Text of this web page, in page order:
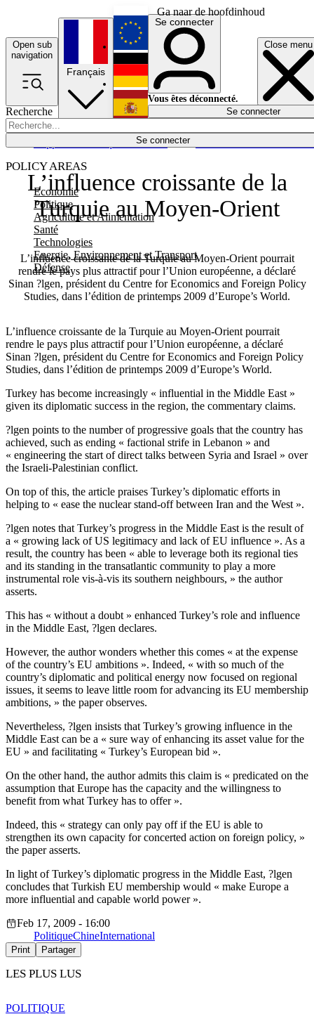
Ga naar de hoofdinhoud
Open sub
navigation
Close menu
Recherche
Se connecter
POLICY AREAS
Economie
Politique
Agriculture et Alimentation
Santé
Technologies
Energie, Environnement et Transport
Défense
Économie
Français
English
Deutsch
Español
Se connecter
Vous êtes déconnecté.
Se connecter
L’influence croissante de la
Turquie au Moyen-Orient
L’influence croissante de la Turquie au Moyen-Orient pourrait
rendre le pays plus attractif pour l’Union européenne, a déclaré
Sinan ?lgen, président du Centre for Economics and Foreign Policy
Studies, dans l’édition de printemps 2009 d’Europe’s World.
L’influence croissante de la Turquie au Moyen-Orient pourrait
rendre le pays plus attractif pour l’Union européenne, a déclaré
Sinan ?lgen, président du Centre for Economics and Foreign Policy
Studies, dans l’édition de printemps 2009 d’Europe’s World.
Turkey has become increasingly « influential in the Middle East »
given its diplomatic success in the region, the commentary claims.
?lgen points to the number of progressive goals that the country has
achieved, such as ending « factional strife in Lebanon » and
« engineering the start of direct talks between Syria and Israel » over
the Israeli-Palestinian conflict.
On top of this, the article praises Turkey’s diplomatic efforts in
helping to « ease the nuclear stand-off between Iran and the West ».
?lgen notes that Turkey’s progress in the Middle East is the result of
a « growing lack of US legitimacy and lack of EU influence ». As a
result, the country has been « able to leverage both its regional ties
and its standing in the transatlantic community to play a more
instrumental role vis-à-vis its southern neighbours, » the author
asserts.
This has « without a doubt » enhanced Turkey’s role and influence
in the Middle East, ?lgen declares.
However, the author wonders whether this comes « at the expense
of the country’s EU ambitions ». Indeed, « with so much of the
country’s diplomatic and political energy now focused on regional
issues, it seems to leave little room for advancing its EU membership
ambitions, » the paper observes.
Nevertheless, ?lgen insists that Turkey’s growing influence in the
Middle East can be a « sure way of enhancing its asset value for the
EU » and facilitating « Turkey’s European bid ».
On the other hand, the author admits this claim is « predicated on the
assumption that Europe has the capacity and the willingness to
benefit from what Turkey has to offer ».
Indeed, this « strategy can only pay off if the EU is able to
strengthen its own capacity for concerted action on foreign policy, »
the paper asserts.
In light of Turkey’s diplomatic progress in the Middle East, ?lgen
concludes that Turkish EU membership would « make Europe a
more influential and capable world power ».
Feb 17, 2009 - 16:00
PolitiqueChineInternational
Print Partager
LES PLUS LUS
POLITIQUE